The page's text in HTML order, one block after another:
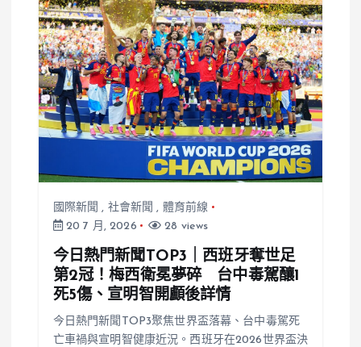
國際新聞 , 社會新聞 , 體育前線
20 7 月, 2026
28 views
今日熱門新聞TOP3｜西班牙奪世足
第2冠！梅西衛冕夢碎 台中毒駕釀1
死5傷、宣明智開顱後詳情
今日熱門新聞TOP3聚焦世界盃落幕、台中毒駕死
亡車禍與宣明智健康近況。西班牙在2026世界盃決